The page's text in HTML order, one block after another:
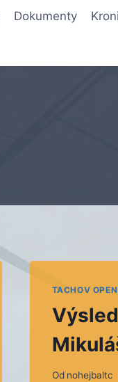
Dokumenty
TACHOV
Od nohejbaltc